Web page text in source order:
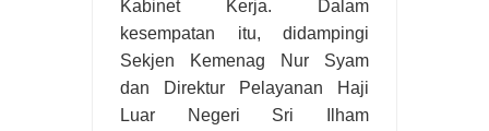
Kabinet Kerja. Dalam
kesempatan itu, didampingi
Sekjen Kemenag Nur Syam
dan Direktur Pelayanan Haji
Luar Negeri Sri Ilham